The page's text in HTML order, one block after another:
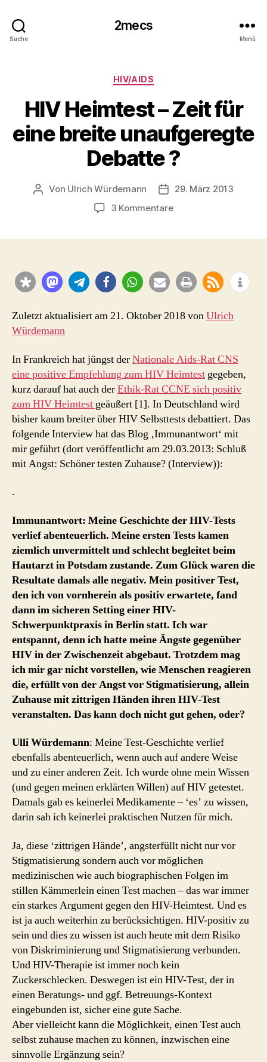
Suche
2mecs
Menü
Kategorien
HIV/AIDS
HIV Heimtest – Zeit für
eine breite unaufgeregte
Debatte ?
Beitragsautor
Von Ulrich Würdemann Beitragsdatum
29. März 2013
3 Kommentarezu
für
eine
unaufgeregte
Zuletzt aktualisiert am 21. Oktober 2018 vonUlrich
Würdemann
In Frankreich hat jüngst derNationale Aids-Rat CNS
eine positive Empfehlung zum HIV Heimtest gegeben,
kurz darauf hat auch derEthik-Rat CCNE sich positiv
zum HIV Heimtest geäußert [1]. In Deutschland wird
bisher kaum breiter über HIV Selbsttests debattiert. Das
folgende Interview hat das Blog ‚Immunantwort‘ mit
mir geführt (dort veröffentlicht am 29.03.2013: Schluß
mit Angst: Schöner testen Zuhause? (Interview)):
.
Immunantwort: Meine Geschichte der HIV-Tests
verlief abenteuerlich. Meine ersten Tests kamen
ziemlich unvermittelt und schlecht begleitet beim
Hautarzt in Potsdam zustande. Zum Glück waren die
Resultate damals alle negativ. Mein positiver Test,
den ich von vornherein als positiv erwartete, fand
dann im sicheren Setting einer HIV-
Schwerpunktpraxis in Berlin statt. Ich war
entspannt, denn ich hatte meine Ängste gegenüber
HIV in der Zwischenzeit abgebaut. Trotzdem mag
ich mir gar nicht vorstellen, wie Menschen reagieren
die, erfüllt von der Angst vor Stigmatisierung, allein
Zuhause mit zittrigen Händen ihren HIV-Test
veranstalten. Das kann doch nicht gut gehen, oder?
Ulli Würdemann: Meine Test-Geschichte verlief
ebenfalls abenteuerlich, wenn auch auf andere Weise
und zu einer anderen Zeit. Ich wurde ohne mein Wissen
(und gegen meinen erklärten Willen) auf HIV getestet.
Damals gab es keinerlei Medikamente – ‘es’ zu wissen,
darin sah ich keinerlei praktischen Nutzen für mich.
Ja, diese ‘zittrigen Hände’, angsterfüllt nicht nur vor
Stigmatisierung sondern auch vor möglichen
medizinischen wie auch biographischen Folgen im
stillen Kämmerlein einen Test machen – das war immer
ein starkes Argument gegen den HIV-Heimtest. Und es
ist ja auch weiterhin zu berücksichtigen. HIV-positiv zu
sein und dies zu wissen ist auch heute mit dem Risiko
von Diskriminierung und Stigmatisierung verbunden.
Und HIV-Therapie ist immer noch kein
Zuckerschlecken. Deswegen ist ein HIV-Test, der in
einen Beratungs- und ggf. Betreuungs-Kontext
eingebunden ist, sicher eine gute Sache.
Aber vielleicht kann die Möglichkeit, einen Test auch
selbst zuhause machen zu können, inzwischen eine
sinnvolle Ergänzung sein?